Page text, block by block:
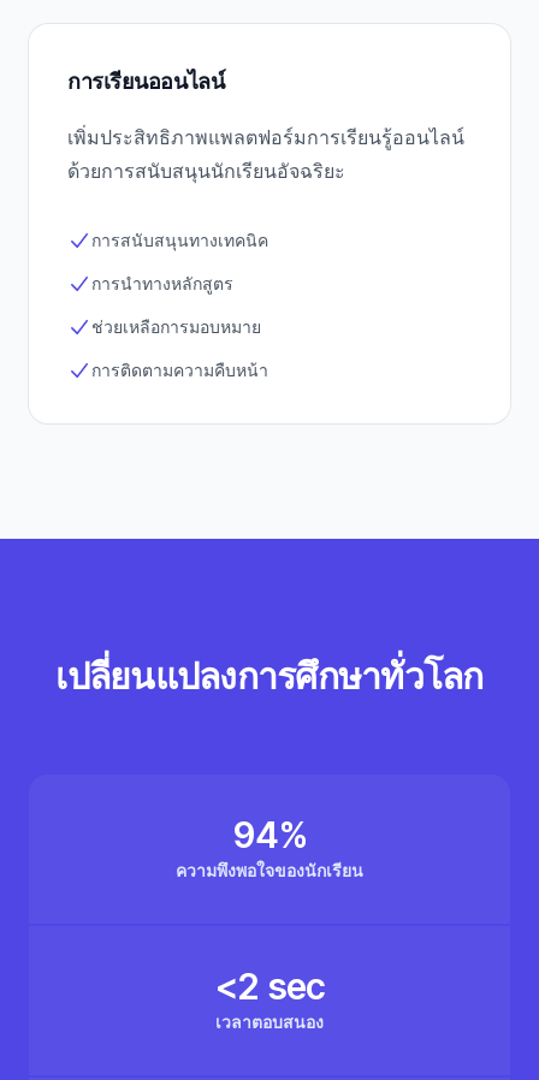
การเรียนออนไลน์
เพิ่มประสิทธิภาพแพลตฟอร์มการเรียนรู้ออนไลน์
ด้วยการสนับสนุนนักเรียนอัจฉริยะ
การสนับสนุนทางเทคนิค
การนำทางหลักสูตร
ช่วยเหลือการมอบหมาย
การติดตามความคืบหน้า
เปลี่ยนแปลงการศึกษาทั่วโลก
ความพึงพอใจของนักเรียน
94%
เวลาตอบสนอง
<2 sec